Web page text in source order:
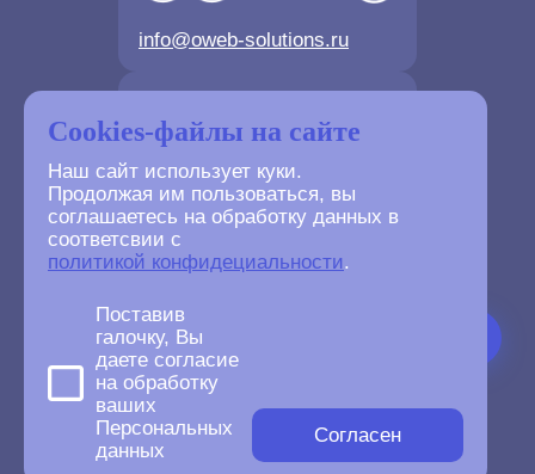
Cookies-файлы на сайте
Наш сайт использует куки.
Продолжая им пользоваться, вы
соглашаетесь на обработку данных в
соответсвии с
политикой конфидециальности.
Поставив
галочку, Вы
даете согласие
на обработку
ваших
Персональных
данных
Согласен
2007-2026
oWeb Solutions.ru.
All right reserved.
info@oweb-solutions.ru
+7(4872) 702-730
+7(499) 677-61-84